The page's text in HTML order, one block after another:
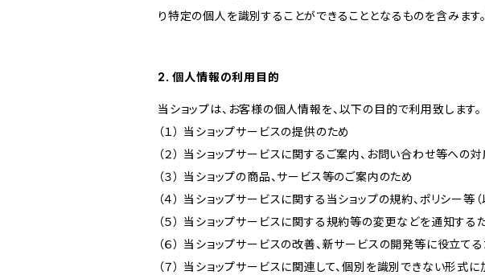
り特定の個人を識別することができることとなるものを含みます
2. 個人情報の利用目的
当ショップは、お客様の個人情報を、以下の目的で利用致します。
（１） 当ショップサービスの提供のため
（２） 当ショップサービスに関するご案内、お問い合わせ等への
（３） 当ショップの商品、サービス等のご案内のため
（４） 当ショップサービスに関する当ショップの規約、ポリシー
（５） 当ショップサービスに関する規約等の変更などを通知する
（６） 当ショップサービスの改善、新サービスの開発等に役立て
（７） 当ショップサービスに関連して、個別を識別できない形式